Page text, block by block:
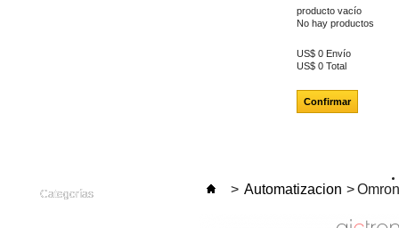
producto vacío
No hay productos
US$ 0 Envío
US$ 0 Total
Confirmar
Categorías > Automatizacion >